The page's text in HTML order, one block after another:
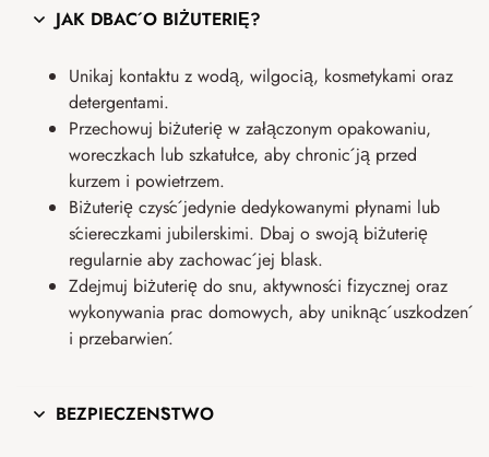
JAK DBAĆ O BIŻUTERIĘ?
Unikaj kontaktu z wodą, wilgocią, kosmetykami oraz
detergentami.
Przechowuj biżuterię w załączonym opakowaniu,
woreczkach lub szkatułce, aby chronić ją przed
kurzem i powietrzem.
Biżuterię czyść jedynie dedykowanymi płynami lub
ściereczkami jubilerskimi. Dbaj o swoją biżuterię
regularnie aby zachować jej blask.
Zdejmuj biżuterię do snu, aktywności fizycznej oraz
wykonywania prac domowych, aby uniknąć uszkodzeń
i przebarwień.
BEZPIECZEŃSTWO